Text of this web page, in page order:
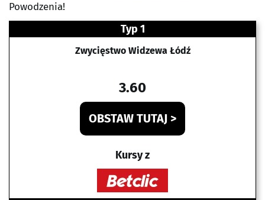
Powodzenia!
Typ 1
Zwycięstwo Widzewa Łódź
3.60
OBSTAW TUTAJ >
Kursy z